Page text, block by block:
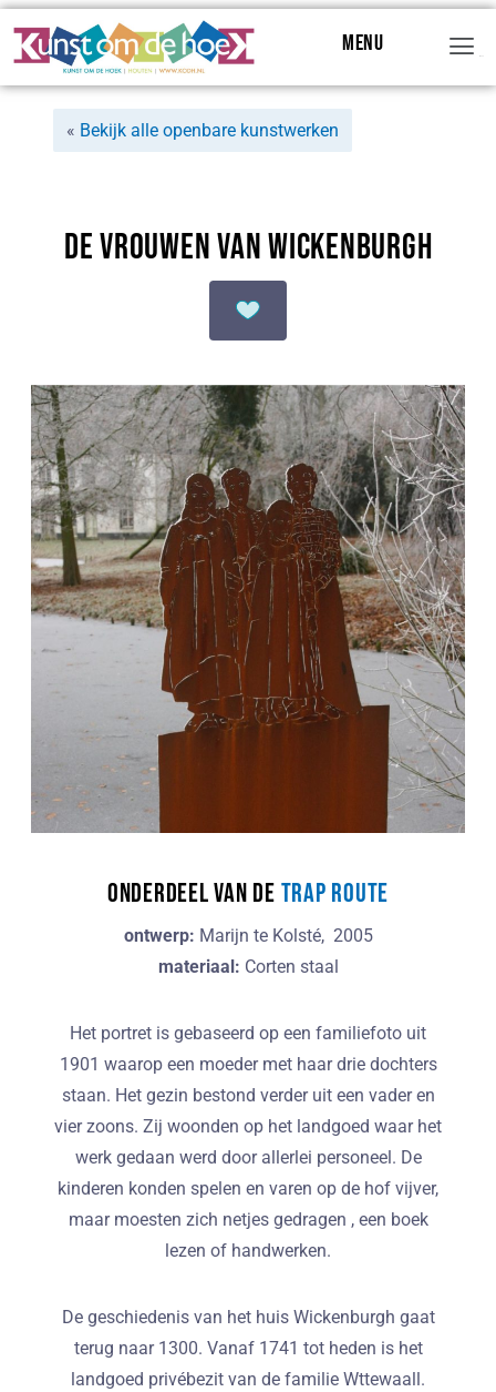
Menu
« Bekijk alle openbare kunstwerken
De Vrouwen van Wickenburgh
onderdeel van de TRAP route
ontwerp: Marijn te Kolsté, 2005
materiaal: Corten staal
Het portret is gebaseerd op een familiefoto uit
1901 waarop een moeder met haar drie dochters
staan. Het gezin bestond verder uit een vader en
vier zoons. Zij woonden op het landgoed waar het
werk gedaan werd door allerlei personeel. De
kinderen konden spelen en varen op de hof vijver,
maar moesten zich netjes gedragen , een boek
lezen of handwerken.
De geschiedenis van het huis Wickenburgh gaat
terug naar 1300. Vanaf 1741 tot heden is het
landgoed privébezit van de familie Wttewaall.